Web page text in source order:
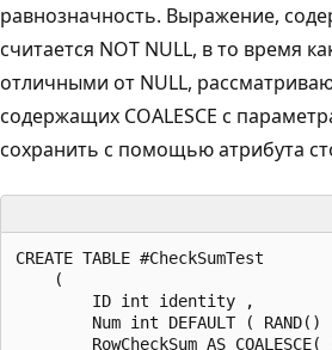
равнозначность. Выражение,
считается NOT NULL, в то время
отличными от NULL,
содержащих COALESCE с
сохранить с помощью атрибута
CREATE TABLE #CheckSumTest
(
ID int identity ,
Num int DEFAULT ( RAND()
RowCheckSum AS COALESCE(